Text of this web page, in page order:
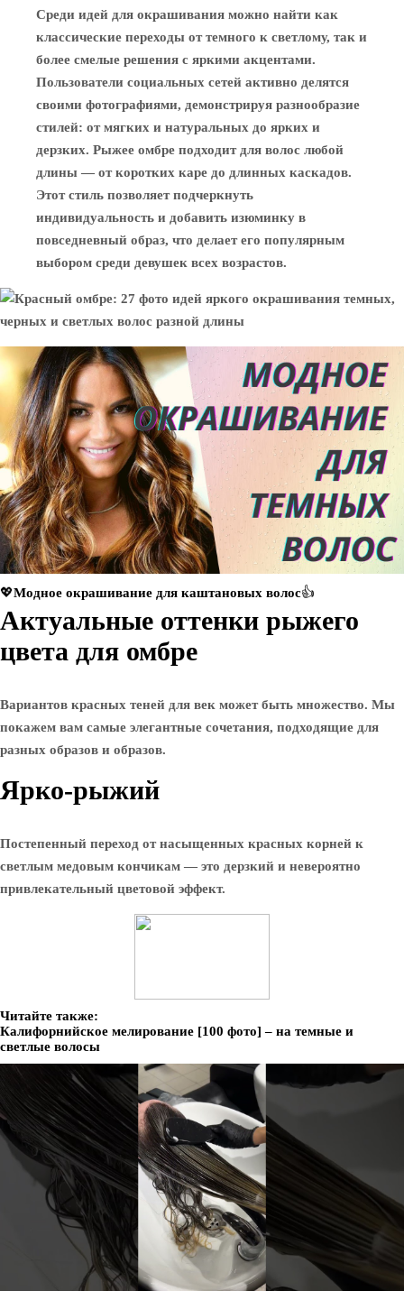
Среди идей для окрашивания можно найти как
классические переходы от темного к светлому, так и
более смелые решения с яркими акцентами.
Пользователи социальных сетей активно делятся
своими фотографиями, демонстрируя разнообразие
стилей: от мягких и натуральных до ярких и
дерзких. Рыжее омбре подходит для волос любой
длины — от коротких каре до длинных каскадов.
Этот стиль позволяет подчеркнуть
индивидуальность и добавить изюминку в
повседневный образ, что делает его популярным
выбором среди девушек всех возрастов.
💖Модное окрашивание для каштановых волос👍
Актуальные оттенки рыжего
цвета для омбре
Вариантов красных теней для век может быть множество. Мы
покажем вам самые элегантные сочетания, подходящие для
разных образов и образов.
Ярко-рыжий
Постепенный переход от насыщенных красных корней к
светлым медовым кончикам — это дерзкий и невероятно
привлекательный цветовой эффект.
Читайте также:
Калифорнийское мелирование [100 фото] – на темные и
светлые волосы